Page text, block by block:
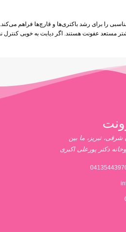
را برای رشد باکتری‌ها و قارچ‌ها فراهم
عفونت هستند. اگر دیابت به خوبی
شرقی، تبریز، ما بین
دکتر پورعلی اکبری